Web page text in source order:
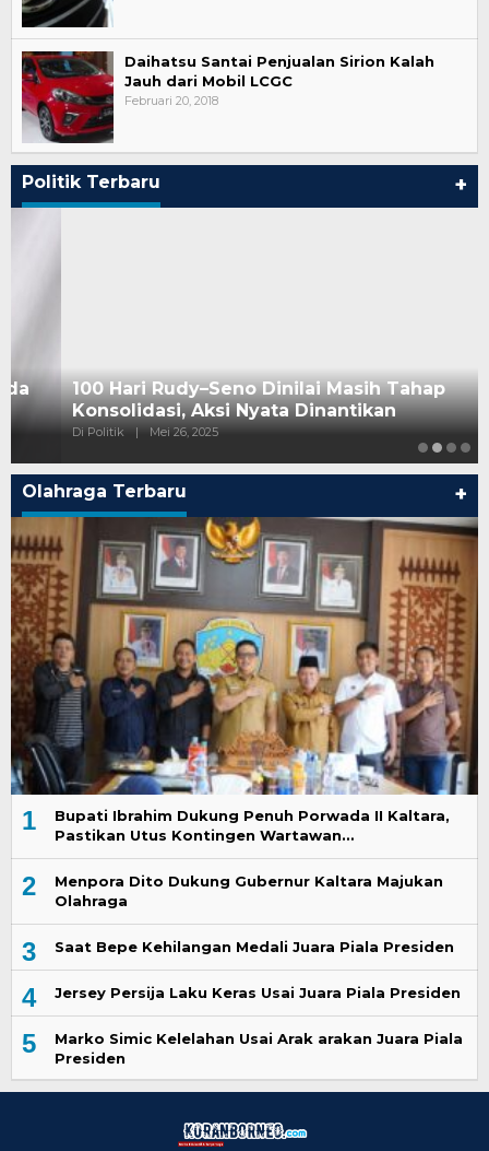
Daihatsu Santai Penjualan Sirion Kalah
Jauh dari Mobil LCGC
Februari 20, 2018
Politik Terbaru +
100 Hari Rudy–Seno Dinilai Masih Tahap
Konsolidasi, Aksi Nyata Dinantikan
Di Politik Mei 26, 2025
Olahraga Terbaru +
1
Bupati Ibrahim Dukung Penuh Porwada II Kaltara,
Pastikan Utus Kontingen Wartawan…
2
Menpora Dito Dukung Gubernur Kaltara Majukan
Olahraga
3 Saat Bepe Kehilangan Medali Juara Piala Presiden
4 Jersey Persija Laku Keras Usai Juara Piala Presiden
5
Marko Simic Kelelahan Usai Arak arakan Juara Piala
Presiden